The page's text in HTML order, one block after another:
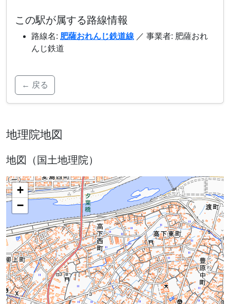
この駅が属する路線情報
路線名: 肥薩おれんじ鉄道線 ／ 事業者: 肥薩おれ
んじ鉄道
← 戻る
地理院地図
地図（国土地理院）
+
−